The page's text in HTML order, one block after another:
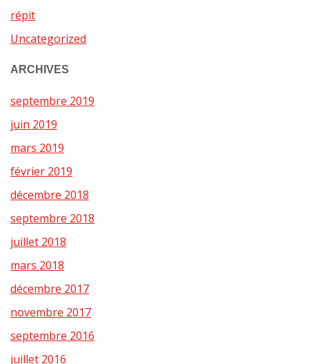
répit
Uncategorized
ARCHIVES
septembre 2019
juin 2019
mars 2019
février 2019
décembre 2018
septembre 2018
juillet 2018
mars 2018
décembre 2017
novembre 2017
septembre 2016
juillet 2016